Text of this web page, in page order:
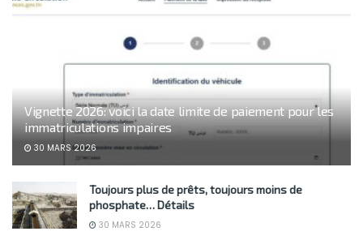
Vignette 2026: voici la date limite de paiement pour les
immatriculations impaires
30 MARS 2026
Toujours plus de prêts, toujours moins de
phosphate… Détails
30 MARS 2026